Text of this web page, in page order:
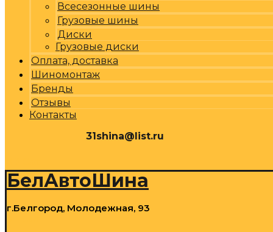
Всесезонные шины
Грузовые шины
Диски
Грузовые диски
Оплата, доставка
Шиномонтаж
Бренды
Отзывы
Контакты
31shina@list.ru
БелАвтоШина
г.Белгород, Молодежная, 93